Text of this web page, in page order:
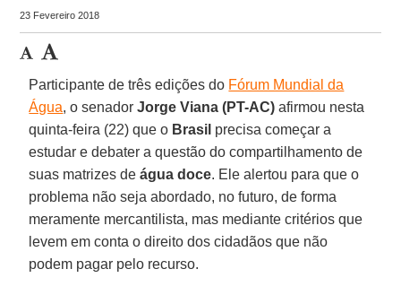
23 Fevereiro 2018
Participante de três edições do Fórum Mundial da
Água, o senadorJorge Viana (PT-AC) afirmou nesta
quinta-feira (22) que o Brasil precisa começar a
estudar e debater a questão do compartilhamento de
suas matrizes deágua doce. Ele alertou para que o
problema não seja abordado, no futuro, de forma
meramente mercantilista, mas mediante critérios que
levem em conta o direito dos cidadãos que não
podem pagar pelo recurso.